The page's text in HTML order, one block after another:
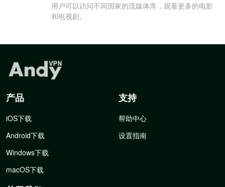
用户可以访问不同国家的流媒体库，观看更多的电影
和电视剧。
产品
iOS下载
Android下载
Windows下载
macOS下载
支持
帮助中心
设置指南